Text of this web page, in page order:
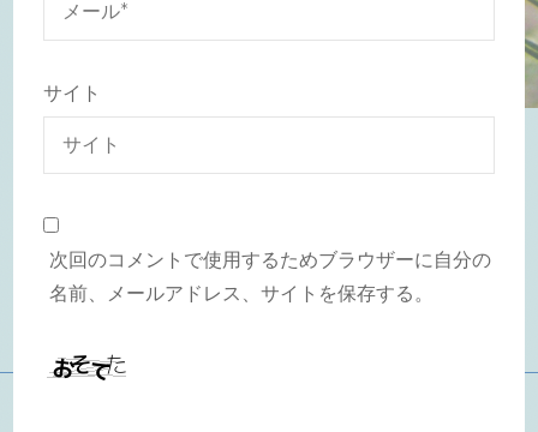
サイト
次回のコメントで使用するためブラウザーに自分の
名前、メールアドレス、サイトを保存する。